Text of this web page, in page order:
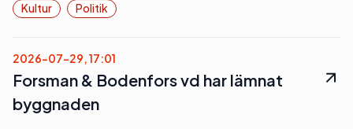
Kultur Politik
2026-07-29, 17:01
Forsman & Bodenfors vd har lämnat
byggnaden